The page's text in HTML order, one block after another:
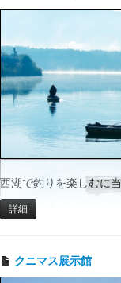
西湖で釣りを楽しむに
詳細
クニマス展示館